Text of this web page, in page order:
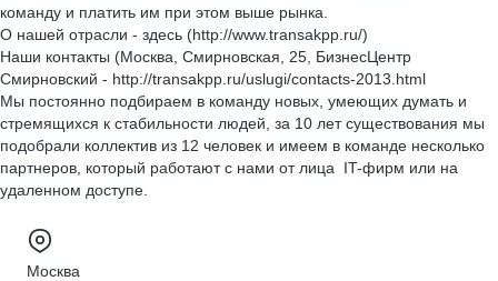
команду и платить им при этом выше рынка.
О нашей отрасли - здесь (http://www.transakpp.ru/)
Наши контакты (Москва, Смирновская, 25, БизнесЦентр
Смирновский - http://transakpp.ru/uslugi/contacts-2013.html
Мы постоянно подбираем в команду новых, умеющих думать и
стремящихся к стабильности людей, за 10 лет существования мы
подобрали коллектив из 12 человек и имеем в команде несколько
партнеров, который работают с нами от лица IT-фирм или на
удаленном доступе.
Москва